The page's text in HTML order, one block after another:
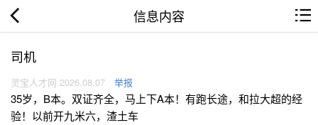
信息内容
司机
灵宝人才网 2026.08.07 举报
35岁，B本。双证齐全，马上下A本！有跑长途，和拉大超的经
验！以前开九米六，渣土车